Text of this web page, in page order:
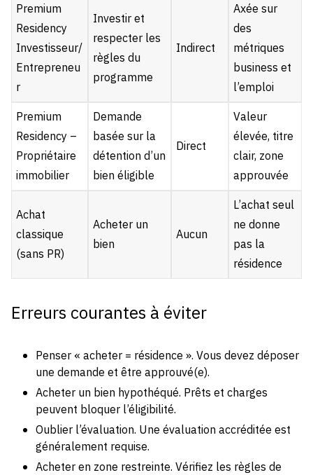
Premium
Residency
Investisseur/
Entrepreneu
r
Investir et
respecter les
règles du
programme
Indirect
Axée sur
des
métriques
business et
l’emploi
Premium
Residency –
Propriétaire
immobilier
Demande
basée sur la
détention d’un
bien éligible
Direct
Valeur
élevée, titre
clair, zone
approuvée
Achat
classique
(sans PR)
Acheter un
bien
Aucun
L’achat seul
ne donne
pas la
résidence
Erreurs courantes à éviter
Penser « acheter = résidence ». Vous devez déposer
une demande et être approuvé(e).
Acheter un bien hypothéqué. Prêts et charges
peuvent bloquer l’éligibilité.
Oublier l’évaluation. Une évaluation accréditée est
généralement requise.
Acheter en zone restreinte. Vérifiez les règles de